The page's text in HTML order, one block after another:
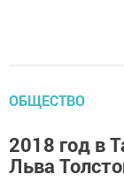
ОБЩЕСТВО
2018 год в
Льва